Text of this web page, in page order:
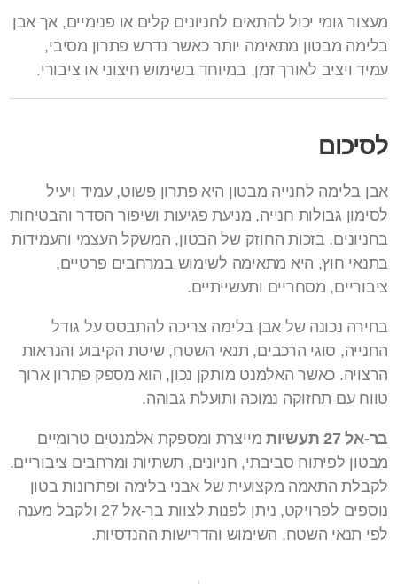
מעצור גומי יכול להתאים לחניונים קלים או פנימיים, אך אבן
בלימה מבטון מתאימה יותר כאשר נדרש פתרון מסיבי,
עמיד ויציב לאורך זמן, במיוחד בשימוש חיצוני או ציבורי.
לסיכום
אבן בלימה לחנייה מבטון היא פתרון פשוט, עמיד ויעיל
לסימון גבולות חנייה, מניעת פגיעות ושיפור הסדר והבטיחות
בחניונים. בזכות החוזק של הבטון, המשקל העצמי והעמידות
בתנאי חוץ, היא מתאימה לשימוש במרחבים פרטיים,
ציבוריים, מסחריים ותעשייתיים.
בחירה נכונה של אבן בלימה צריכה להתבסס על גודל
החנייה, סוגי הרכבים, תנאי השטח, שיטת הקיבוע והנראות
הרצויה. כאשר האלמנט מותקן נכון, הוא מספק פתרון ארוך
טווח עם תחזוקה נמוכה ותועלת גבוהה.
בר-אל 27 תעשיות
מייצרת ומספקת אלמנטים טרומיים
מבטון לפיתוח סביבתי, חניונים, תשתיות ומרחבים ציבוריים.
לקבלת התאמה מקצועית של אבני בלימה ופתרונות בטון
נוספים לפרויקט, ניתן לפנות לצוות בר-אל 27 ולקבל מענה
לפי תנאי השטח, השימוש והדרישות ההנדסיות.